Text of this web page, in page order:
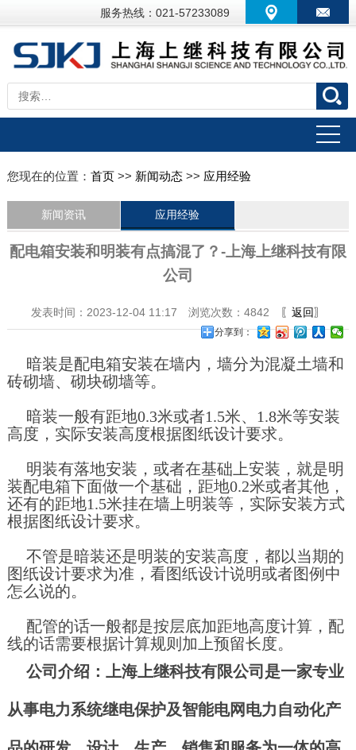
服务热线：021-57233089
您现在的位置： 首页>> 新闻动态>> 应用经验
新闻资讯 应用经验
配电箱安装和明装有点搞混了？-上海上继科技有限
公司
发表时间：2023-12-04 11:17 浏览次数：4842 〖返回〗
分享到：
暗装是配电箱安装在墙内，墙分为混凝土墙和
砖砌墙、砌块砌墙等。
暗装一般有距地0.3米或者1.5米、1.8米等安装
高度，实际安装高度根据图纸设计要求。
明装有落地安装，或者在基础上安装，就是明
装配电箱下面做一个基础，距地0.2米或者其他，
还有的距地1.5米挂在墙上明装等，实际安装方式
根据图纸设计要求。
不管是暗装还是明装的安装高度，都以当期的
图纸设计要求为准，看图纸设计说明或者图例中
怎么说的。
配管的话一般都是按层底加距地高度计算，配
线的话需要根据计算规则加上预留长度。
公司介绍：上海上继科技有限公司是一家专业
从事电力系统继电保护及智能电网电力自动化产